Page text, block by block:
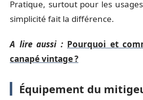
Pratique, surtout pour les
simplicité fait la différence.
A lire aussi : Pourquoi et
canapé vintage ?
Équipement du